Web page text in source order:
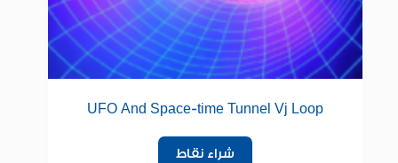
UFO And Space-time Tunnel Vj Loop
شراء نقاط